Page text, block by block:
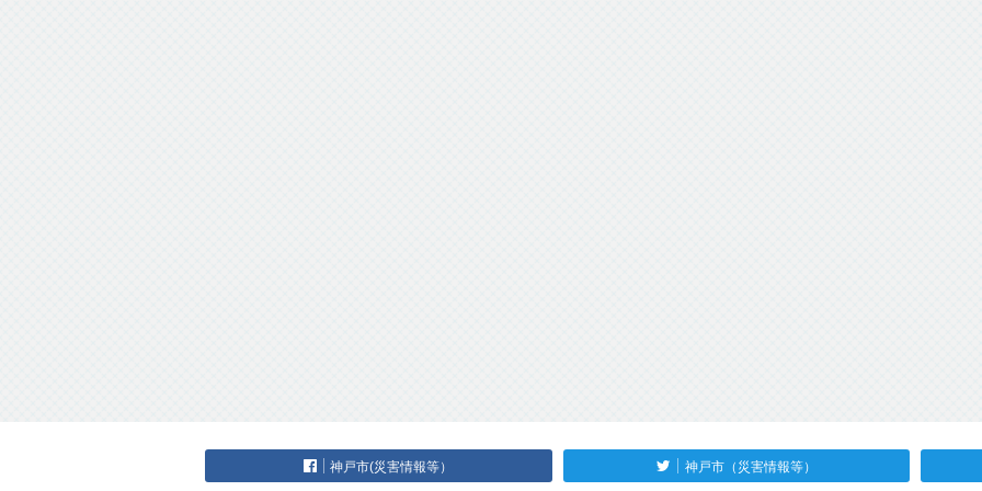
神戸市(災害情報等） 神戸市（災害情報等）